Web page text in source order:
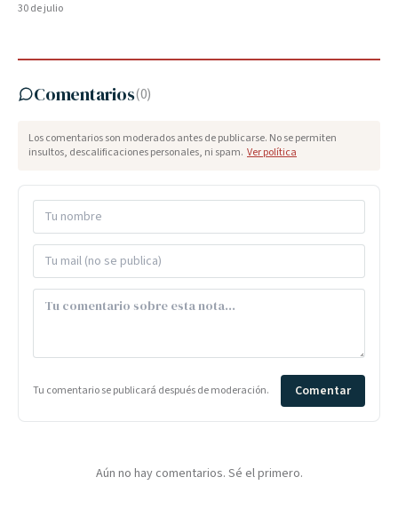
30 de julio
Comentarios(0)
Los comentarios son moderados antes de publicarse. No se permiten
insultos, descalificaciones personales, ni spam. Ver política
Tu comentario se publicará después de moderación. Comentar
Aún no hay comentarios. Sé el primero.